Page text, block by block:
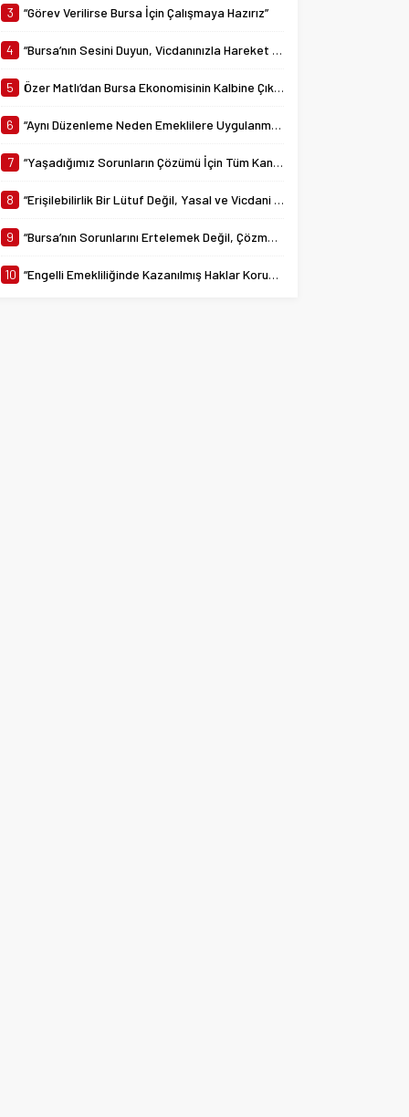
yürürlüğe giren 7538...
3 “Görev Verilirse Bursa İçin Çalışmaya Hazırız”
4 “Bursa’nın Sesini Duyun, Vicdanınızla Hareket Edin”
5 Özer Matlı’dan Bursa Ekonomisinin Kalbine Çıkarma
6 “Aynı Düzenleme Neden Emeklilere Uygulanmadı?”
7 “Yaşadığımız Sorunların Çözümü İçin Tüm Kanalları Denedik”
8 “Erişilebilirlik Bir Lütuf Değil, Yasal ve Vicdani Bir Sorumluluktur”
9 “Bursa’nın Sorunlarını Ertelemek Değil, Çözmek İçin Yola Çıktık”
10 “Engelli Emekliliğinde Kazanılmış Haklar Korunmalı, Belirsizlikler Son Bulmalı”